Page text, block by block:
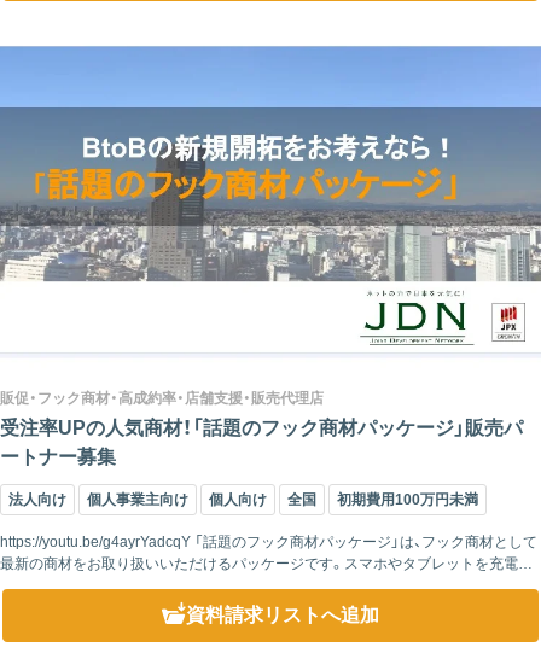
販促・フック商材・高成約率・店舗支援・販売代理店
受注率UPの人気商材！「話題のフック商材パッケージ」販売パ
ートナー募集
法人向け 個人事業主向け 個人向け 全国 初期費用100万円未満
https://youtu.be/g4ayrYadcqY 「話題のフック商材パッケージ」は、フック商材として
最新の商材をお取り扱いいただけるパッケージです。スマホやタブレットを充電で
資料請求リストへ追加